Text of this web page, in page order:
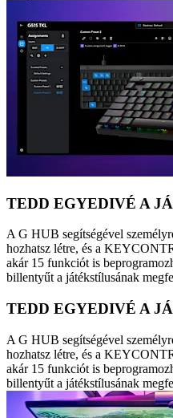
TEDD EGYEDIVÉ A
A G HUB segítségével
hozhatsz létre, és a
akár 15 funkciót is
billentyűt a játékstílusának
TEDD EGYEDIVÉ A
A G HUB segítségével
hozhatsz létre, és a
akár 15 funkciót is
billentyűt a játékstílusának